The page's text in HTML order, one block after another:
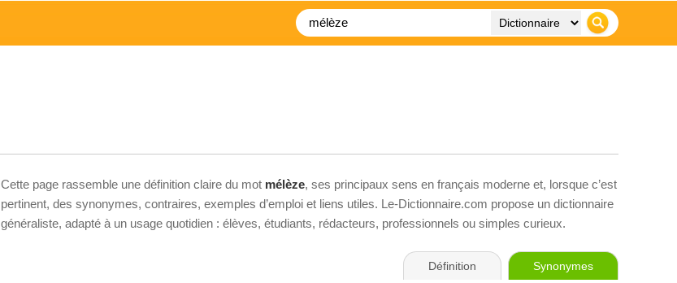
Cette page rassemble une définition claire du mot mélèze, ses principaux sens en français moderne et, lorsque c’est
pertinent, des synonymes, contraires, exemples d’emploi et liens utiles. Le-Dictionnaire.com propose un dictionnaire
généraliste, adapté à un usage quotidien : élèves, étudiants, rédacteurs, professionnels ou simples curieux.
Définition Synonymes